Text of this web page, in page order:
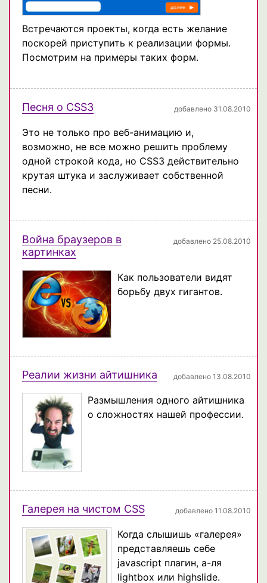
Встречаются проекты, когда есть желание
поскорей приступить к реализации формы.
Посмотрим на примеры таких форм.
Песня о CSS3 добавлено 31.08.2010
Это не только про веб-анимацию и,
возможно, не все можно решить проблему
одной строкой кода, но CSS3 действительно
крутая штука и заслуживает собственной
песни.
Война браузеров в
картинках
добавлено 25.08.2010
Как пользователи видят
борьбу двух гигантов.
Реалии жизни айтишника добавлено 13.08.2010
Размышления одного айтишника
о сложностях нашей профессии.
Галерея на чистом CSS добавлено 11.08.2010
Когда слышишь «галерея»
представляешь себе
javascript плагин, а-ля
lightbox или highslide.